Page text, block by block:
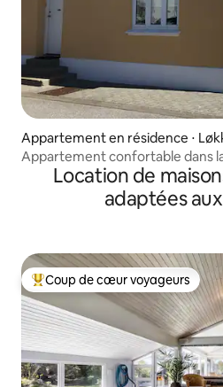
Appartement en résidence ⋅
Appartement confortable dans
Location de
adaptées
Coups de cœur voyageurs les
Coup de cœur voyageurs